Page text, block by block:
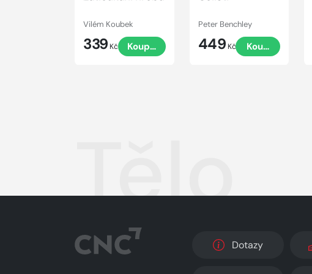
Vilém Koubek
339 Kč Koupit
Peter Benchley
449 Kč Koupit
Tělo
Dotazy